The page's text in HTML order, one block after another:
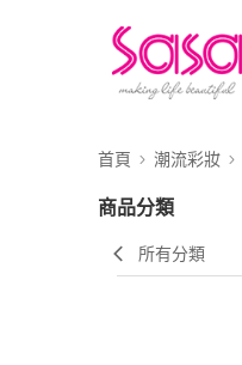
首頁 潮流彩妝
商品分類
所有分類